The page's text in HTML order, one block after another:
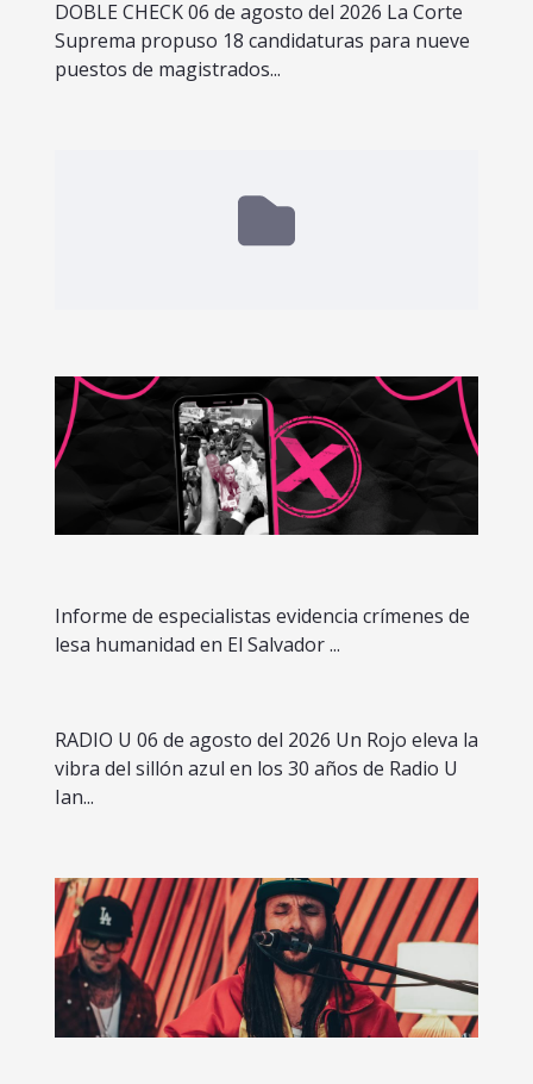
DOBLE CHECK 06 de agosto del 2026 La Corte
Suprema propuso 18 candidaturas para nueve
puestos de magistrados...
Informe de especialistas evidencia crímenes de
lesa humanidad en El Salvador ...
RADIO U 06 de agosto del 2026 Un Rojo eleva la
vibra del sillón azul en los 30 años de Radio U
Ian...